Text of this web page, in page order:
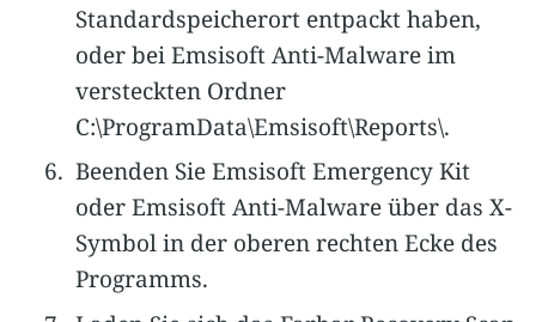
Standardspeicherort entpackt haben,
oder bei Emsisoft Anti-Malware im
versteckten Ordner
C:\ProgramData\Emsisoft\Reports\.
Beenden Sie Emsisoft Emergency Kit
oder Emsisoft Anti-Malware über das X-
Symbol in der oberen rechten Ecke des
Programms.